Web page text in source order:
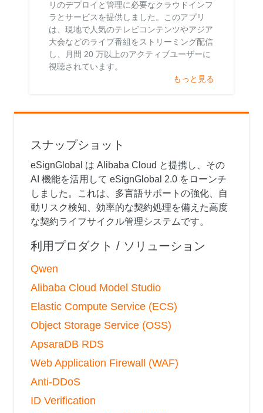
リのデプロイと管理に必要なクラウドインフ
ラとサービスを提供しました。このアプリ
は、現地で人気のテレビコンテンツやアジア
大会などのライブ番組をストリーミング配信
し、月間 20 万以上のアクティブユーザーに
視聴されています。
もっと見る
スナップショット
eSignGlobal は Alibaba Cloud と提携し、その
AI 機能を活用して eSignGlobal 2.0 をローンチ
しました。これは、多言語サポートの強化、自
動リスク検知、効率的な契約処理を備えた高度
な契約ライフサイクル管理システムです。
利用プロダクト / ソリューション
Qwen
Alibaba Cloud Model Studio
Elastic Compute Service (ECS)
Object Storage Service (OSS)
ApsaraDB RDS
Web Application Firewall (WAF)
Anti-DDoS
ID Verification